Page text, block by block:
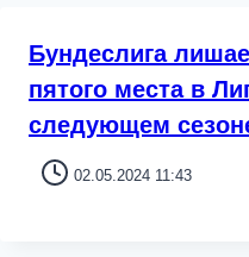
Бундеслига
пятого места в
следующем
02.05.2024 11:43